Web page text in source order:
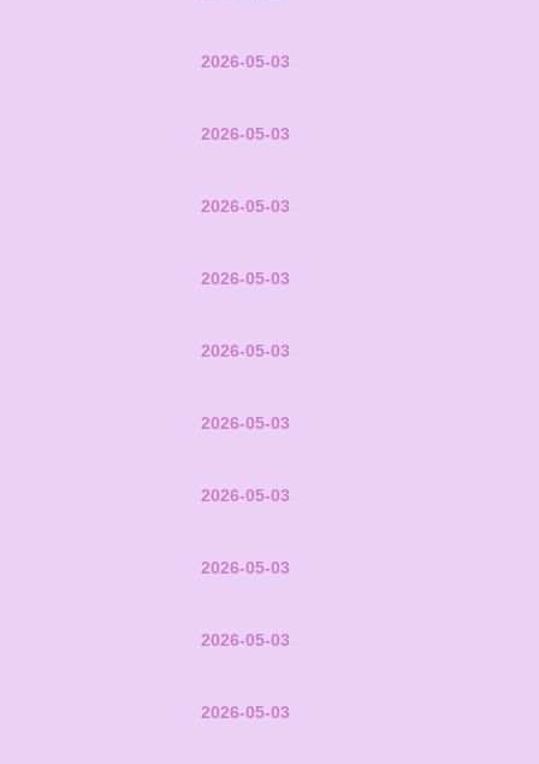
2026-05-03
2026-05-03
2026-05-03
2026-05-03
2026-05-03
2026-05-03
2026-05-03
2026-05-03
2026-05-03
2026-05-03